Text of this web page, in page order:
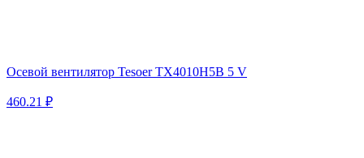
Осевой вентилятор Tesoer TX4010H5B 5 V
460.21 ₽